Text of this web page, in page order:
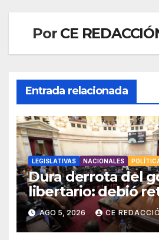
Por CE
Entrada relacionada
LEGISLATIVAS NACIONALES
Dura derrota del
libertario: debió
capítulo de
de tierras por falta
AGO 5, 2026 CE